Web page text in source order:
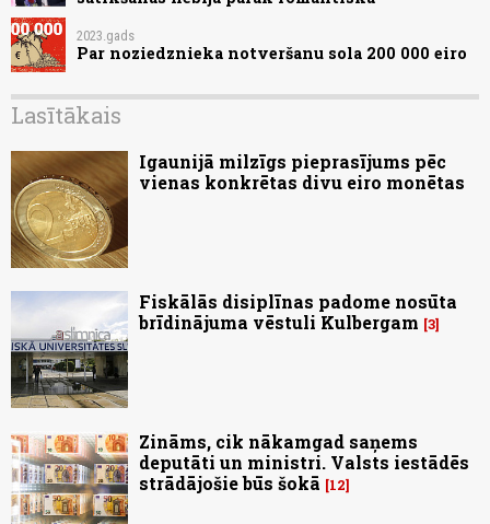
2023.gads
Par noziedznieka notveršanu sola 200 000 eiro
Lasītākais
Igaunijā milzīgs pieprasījums pēc
vienas konkrētas divu eiro monētas
Fiskālās disiplīnas padome nosūta
brīdinājuma vēstuli Kulbergam 3
Zināms, cik nākamgad saņems
deputāti un ministri. Valsts iestādēs
strādājošie būs šokā
12